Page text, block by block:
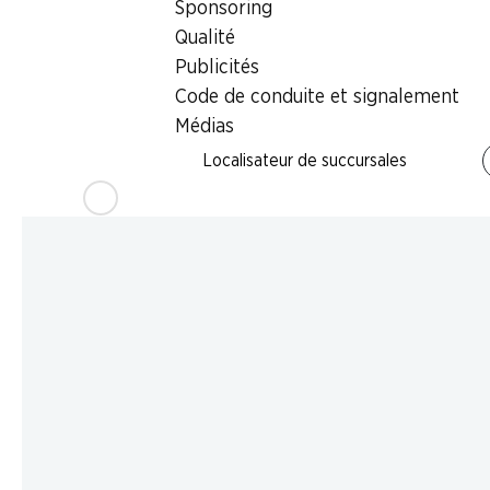
Sponsoring
Qualité
Publicités
Code de conduite et signalement
Médias
Localisateur de succursales